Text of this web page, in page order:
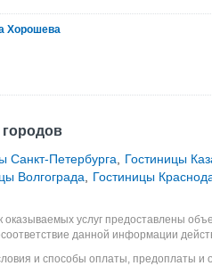
Хорошева
Санкт-Петербурга
Гостиницы
Волгограда Гостиницы
оказываемых услуг предоставлены
данной информации
и способы оплаты, предоплаты и